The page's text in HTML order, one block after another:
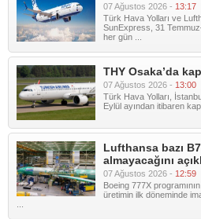
07 Ağustos 2026 - 13:17
Türk Hava Yolları ve
SunExpress, 31
her gün ...
THY Osaka’da
07 Ağustos 2026 - 13:00
Türk Hava Yolları,
Eylül ayından itibaren
Lufthansa bazı
almayacağını
07 Ağustos 2026 - 12:59
Boeing 777X
üretimin ilk döneminde